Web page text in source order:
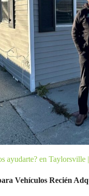
ayudarte? en
Vehículos Recién